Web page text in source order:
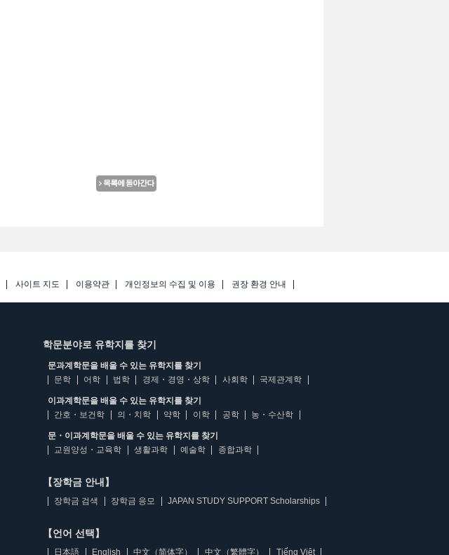
사이트 지도 이용약관 개인정보의 수집 및 이용 권장 환경 안내
학문분야로 유학지를 찾기
문과계학문을 배울 수 있는 유학지를 찾기
문학
어학 법학 경제・경영・상학 사회학 국제관계학
이과계학문을 배울 수 있는 유학지를 찾기
간호・보건학
의・치학 약학 이학 공학 농・수산학
문・이과계학문을 배울 수 있는 유학지를 찾기
교원양성・교육학
생활과학 예술학 종합과학
【장학금 안내】
장학금 검색 장학금 응모 JAPAN STUDY SUPPORT Scholarships
【언어 선택】
日本語 English 中文（简体字） 中文（繁體字） Tiếng Việt